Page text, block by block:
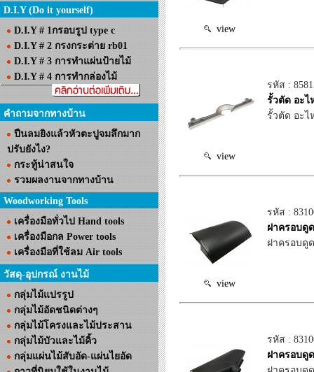
D.I.Y (Do it yourself)
D.I.Y # 1กรอบรูป type c
D.I.Y # 2 กรงกระต่าย rb01
D.I.Y # 3 การทำแผ่นป้ายไม้
D.I.Y # 4 การทำกล่องไม้
คำถามจากทางบ้าน
ปืนลมยิงแล้วหัวตะปูจมลึกมาก
ปรับยังไง?
กระทู้น่าสนใจ
รวมผลงานจากทางบ้าน
Woodworking Tools
เครื่องมือทั่วไป Hand tools
เครื่องมือกล Power tools
เครื่องมือที่ใช้ลม Air tools
วัสดุ-อุปกรณ์ งานไม้
กลุ่มไม้แปรรูป
กลุ่มไม้อัดชนิดต่างๆ
กลุ่มไม้โครงและไม้ประสาน
กลุ่มไม้บัวและไม้คิ้ว
กลุ่มแผ่นไม้สับอัด-แผ่นไยอัด
view
view
รหัส :
รั้วตัด อะไ
รั้วตัด อะไ
view
รหัส :
ฝาครอบดู
ฝาครอบดู
รหัส :
ฝาครอบดู